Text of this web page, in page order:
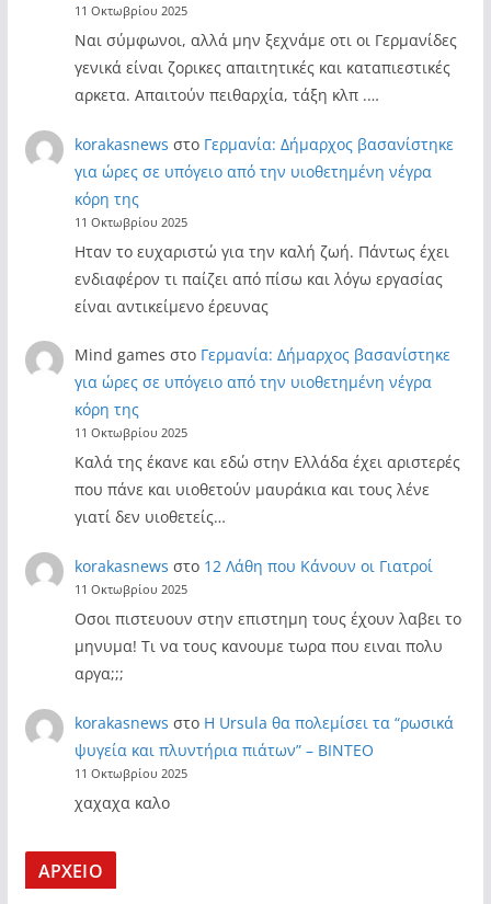
11 Οκτωβρίου 2025
Ναι σύμφωνοι, αλλά μην ξεχνάμε οτι οι Γερμανίδες
γενικά είναι ζορικες απαιτητικές και καταπιεστικές
αρκετα. Απαιτούν πειθαρχία, τάξη κλπ .…
korakasnews στο Γερμανία: Δήμαρχος βασανίστηκε
για ώρες σε υπόγειο από την υιοθετημένη νέγρα
κόρη της
11 Οκτωβρίου 2025
Ηταν το ευχαριστώ για την καλή ζωή. Πάντως έχει
ενδιαφέρον τι παίζει από πίσω και λόγω εργασίας
είναι αντικείμενο έρευνας
Mind games στο Γερμανία: Δήμαρχος βασανίστηκε
για ώρες σε υπόγειο από την υιοθετημένη νέγρα
κόρη της
11 Οκτωβρίου 2025
Καλά της έκανε και εδώ στην Ελλάδα έχει αριστερές
που πάνε και υιοθετούν μαυράκια και τους λένε
γιατί δεν υιοθετείς…
korakasnews στο 12 Λάθη που Κάνουν οι Γιατροί
11 Οκτωβρίου 2025
Οσοι πιστευουν στην επιστημη τους έχουν λαβει το
μηνυμα! Τι να τους κανουμε τωρα που ειναι πολυ
αργα;;;
korakasnews στο Η Ursula θα πολεμίσει τα “ρωσικά
ψυγεία και πλυντήρια πιάτων” – ΒΙΝΤΕΟ
11 Οκτωβρίου 2025
χαχαχα καλο
ΑΡΧΕΙΟ